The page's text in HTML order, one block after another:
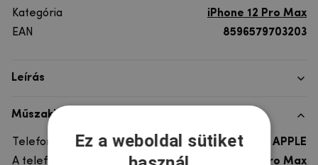
Kategória
iPhone 12 Pro Max
EAN
8596579703203
Leírás
Műszaki adatok
Telefon márka
APPLE
A telefonmodellhez
iPhone 12 Pro Max
Ez a weboldal sütiket